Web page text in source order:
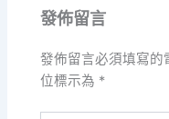
發佈留言
發佈留言必須填寫的
位標示為 *